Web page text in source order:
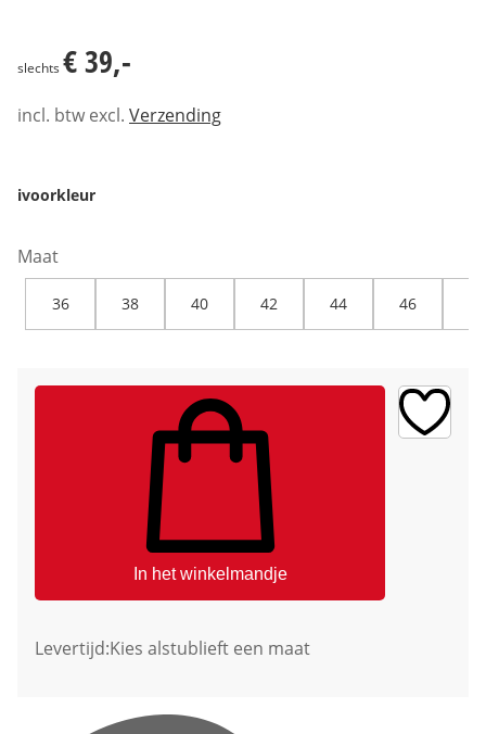
slechts € 39,-
incl. btw excl. Verzending
ivoorkleur
Maat
36 38 40 42 44 46
In het winkelmandje
Levertijd:Kies alstublieft een maat